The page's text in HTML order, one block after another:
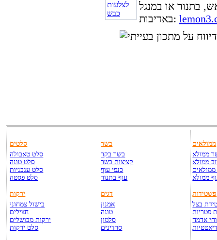
באדיבות:
סלטים
סלט טאבולה
סלט טונה
סלט עגבניות
סלט פסטה
ירקות
בישול צמחוני
חצילים
ירקות מבושלים
סלט ירקות
בשר
בשר בקר
קציצות בשר
כנפי עוף
עוף בתנור
דגים
אמנון
טונה
סלמון
סרדינים
ממולאים
ממולא
ממולא
ממולא
פשטידות
בצל
פטריות
אדמה